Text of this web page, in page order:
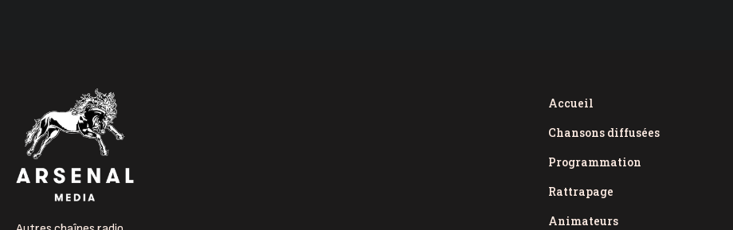
Accueil
Chansons diffusées
Programmation
Rattrapage
Animateurs